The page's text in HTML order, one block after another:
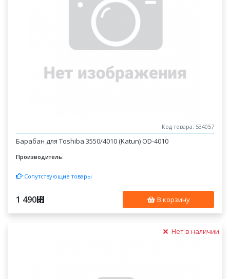
Код товара: 534057
Барабан для Toshiba 3550/4010 (Katun) OD-4010
Производитель:
Сопутствующие товары
1 490⃏ В корзину
Нет в наличии